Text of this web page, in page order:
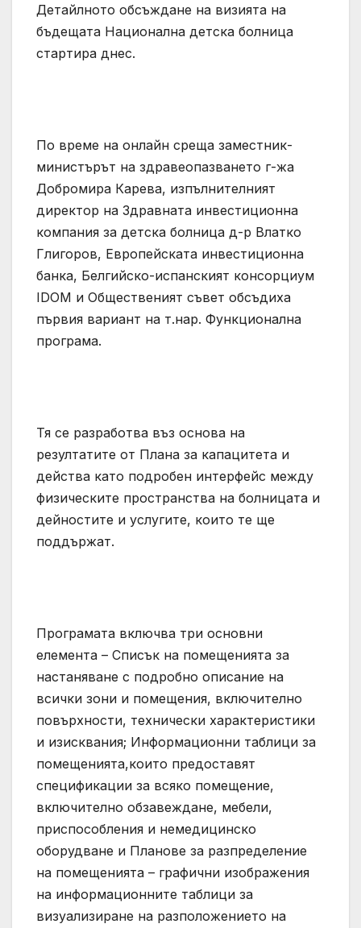
Детайлното обсъждане на визията на
бъдещата Национална детска болница
стартира днес.
По време на онлайн среща заместник-
министърът на здравеопазването г-жа
Добромира Карева, изпълнителният
директор на Здравната инвестиционна
компания за детска болница д-р Влатко
Глигоров, Европейската инвестиционна
банка, Белгийско-испанският консорциум
IDOM и Общественият съвет обсъдиха
първия вариант на т.нар. Функционална
програма.
Тя се разработва въз основа на
резултатите от Плана за капацитета и
действа като подробен интерфейс между
физическите пространства на болницата и
дейностите и услугите, които те ще
поддържат.
Програмата включва три основни
елемента – Списък на помещенията за
настаняване с подробно описание на
всички зони и помещения, включително
повърхности, технически характеристики
и изисквания; Информационни таблици за
помещенията,които предоставят
спецификации за всяко помещение,
включително обзавеждане, мебели,
приспособления и немедицинско
оборудване и Планове за разпределение
на помещенията – графични изображения
на информационните таблици за
визуализиране на разположението на